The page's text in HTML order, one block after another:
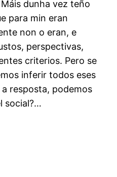
dunha vez teño
para min eran
non o eran, e
perspectivas,
criterios. Pero se
inferir todos eses
resposta, podemos
social?…